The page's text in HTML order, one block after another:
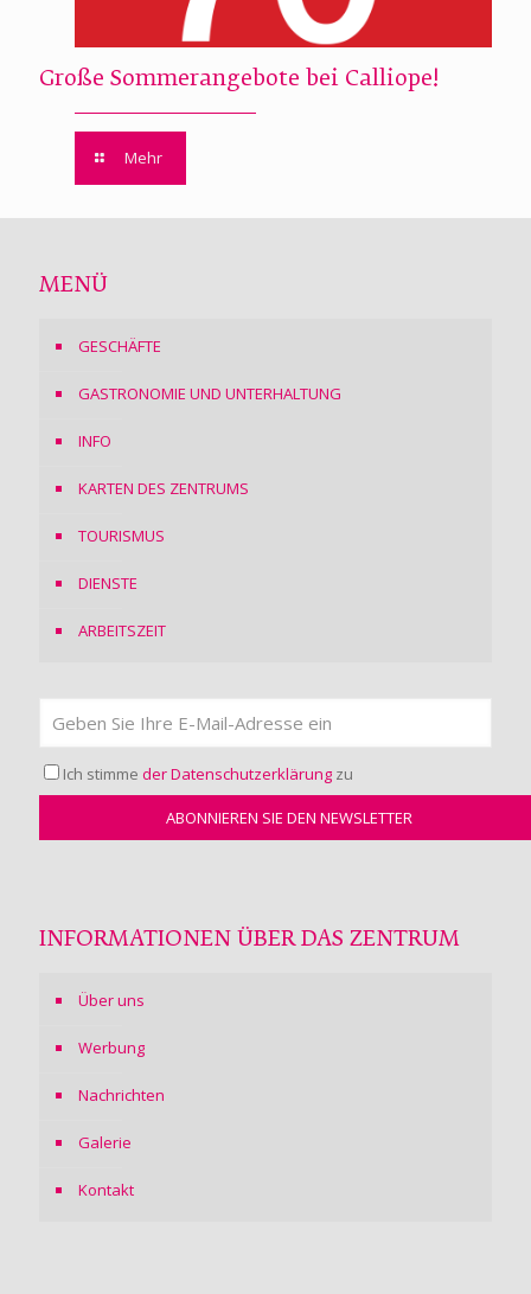
Große Sommerangebote bei Calliope!
Mehr
MENÜ
GESCHÄFTE
GASTRONOMIE UND UNTERHALTUNG
INFO
KARTEN DES ZENTRUMS
TOURISMUS
DIENSTE
ARBEITSZEIT
Ich stimme der Datenschutzerklärung zu
INFORMATIONEN ÜBER DAS ZENTRUM
Über uns
Werbung
Nachrichten
Galerie
Kontakt